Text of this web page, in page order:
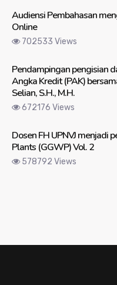
Audiensi Pembahasan
Online
702533 Views
Pendampingan pengisian
Angka Kredit (PAK)
Selian, S.H., M.H.
672176 Views
Dosen FH UPNVJ menjadi
Plants (GGWP) Vol. 2
578792 Views